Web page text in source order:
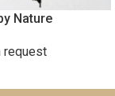
Nature
request